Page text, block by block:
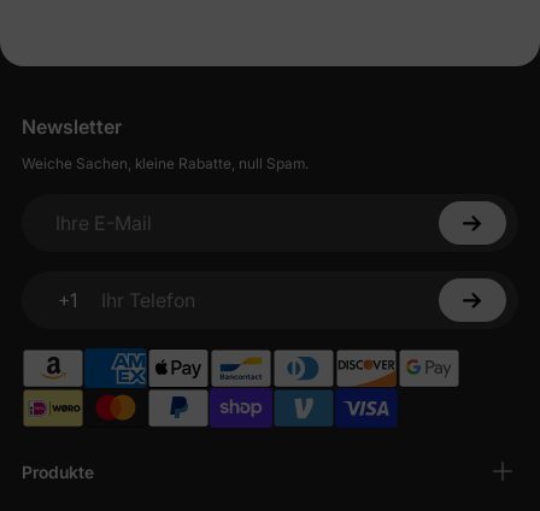
Produkte
Newsletter
Weiche Sachen, kleine Rabatte, null Spam.
Ihre E-Mail
+1
Ihr Telefon